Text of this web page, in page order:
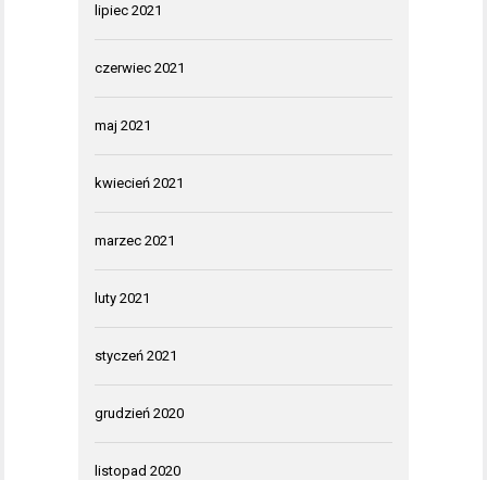
lipiec 2021
czerwiec 2021
maj 2021
kwiecień 2021
marzec 2021
luty 2021
styczeń 2021
grudzień 2020
listopad 2020